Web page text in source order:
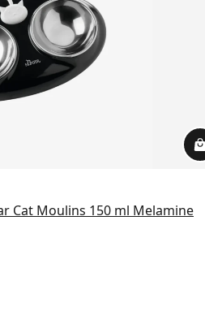
Cat Moulins 150 ml Melamine